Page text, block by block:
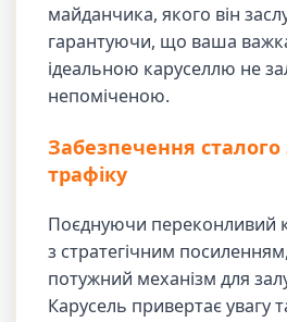
майданчика, якого він
гарантуючи, що ваша
ідеальною каруселлю не
непоміченою.
Забезпечення сталого
трафіку
Поєднуючи переконливий
з стратегічним
потужний механізм для
Карусель привертає увагу